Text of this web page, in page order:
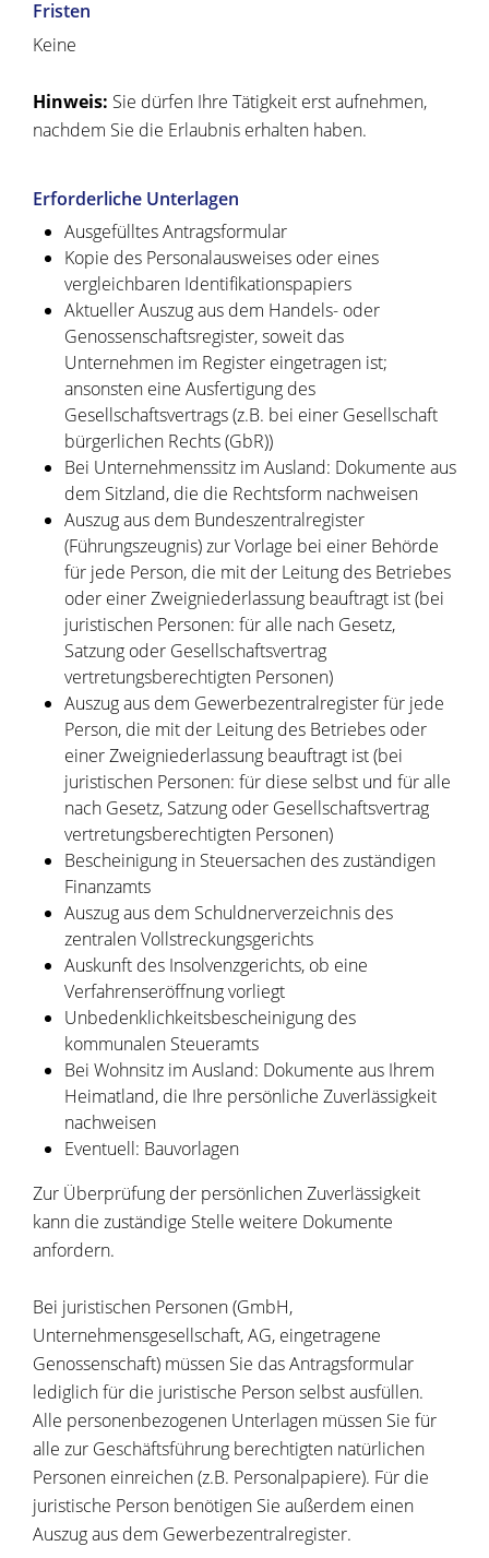
Fristen
Keine
Hinweis: Sie dürfen Ihre Tätigkeit erst aufnehmen,
nachdem Sie die Erlaubnis erhalten haben.
Erforderliche Unterlagen
Ausgefülltes Antragsformular
Kopie des Personalausweises oder eines
vergleichbaren Identifikationspapiers
Aktueller Auszug aus dem Handels- oder
Genossenschaftsregister, soweit das
Unternehmen im Register eingetragen ist;
ansonsten eine Ausfertigung des
Gesellschaftsvertrags (z.B. bei einer Gesellschaft
bürgerlichen Rechts (GbR))
Bei Unternehmenssitz im Ausland: Dokumente aus
dem Sitzland, die die Rechtsform nachweisen
Auszug aus dem Bundeszentralregister
(Führungszeugnis) zur Vorlage bei einer Behörde
für jede Person, die mit der Leitung des Betriebes
oder einer Zweigniederlassung beauftragt ist (bei
juristischen Personen: für alle nach Gesetz,
Satzung oder Gesellschaftsvertrag
vertretungsberechtigten Personen)
Auszug aus dem Gewerbezentralregister für jede
Person, die mit der Leitung des Betriebes oder
einer Zweigniederlassung beauftragt ist (bei
juristischen Personen: für diese selbst und für alle
nach Gesetz, Satzung oder Gesellschaftsvertrag
vertretungsberechtigten Personen)
Bescheinigung in Steuersachen des zuständigen
Finanzamts
Auszug aus dem Schuldnerverzeichnis des
zentralen Vollstreckungsgerichts
Auskunft des Insolvenzgerichts, ob eine
Verfahrenseröffnung vorliegt
Unbedenklichkeitsbescheinigung des
kommunalen Steueramts
Bei Wohnsitz im Ausland: Dokumente aus Ihrem
Heimatland, die Ihre persönliche Zuverlässigkeit
nachweisen
Eventuell: Bauvorlagen
Zur Überprüfung der persönlichen Zuverlässigkeit
kann die zuständige Stelle weitere Dokumente
anfordern.
Bei juristischen Personen (GmbH,
Unternehmensgesellschaft, AG, eingetragene
Genossenschaft) müssen Sie das Antragsformular
lediglich für die juristische Person selbst ausfüllen.
Alle personenbezogenen Unterlagen müssen Sie für
alle zur Geschäftsführung berechtigten natürlichen
Personen einreichen (z.B. Personalpapiere). Für die
juristische Person benötigen Sie außerdem einen
Auszug aus dem Gewerbezentralregister.